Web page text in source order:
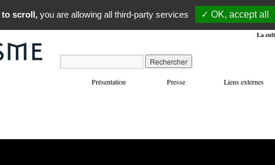
La
Présentation Presse Liens externes
scroll,you are allowing all third-party services ✓ OK, accept all